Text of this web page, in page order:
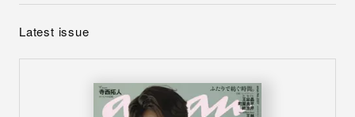
Latest issue